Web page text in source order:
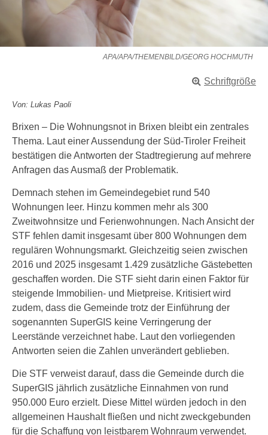
APA/APA/THEMENBILD/GEORG HOCHMUTH
Schriftgröße
Von: Lukas Paoli
Brixen – Die Wohnungsnot in Brixen bleibt ein zentrales
Thema. Laut einer Aussendung der Süd-Tiroler Freiheit
bestätigen die Antworten der Stadtregierung auf mehrere
Anfragen das Ausmaß der Problematik.
Demnach stehen im Gemeindegebiet rund 540
Wohnungen leer. Hinzu kommen mehr als 300
Zweitwohnsitze und Ferienwohnungen. Nach Ansicht der
STF fehlen damit insgesamt über 800 Wohnungen dem
regulären Wohnungsmarkt. Gleichzeitig seien zwischen
2016 und 2025 insgesamt 1.429 zusätzliche Gästebetten
geschaffen worden. Die STF sieht darin einen Faktor für
steigende Immobilien- und Mietpreise. Kritisiert wird
zudem, dass die Gemeinde trotz der Einführung der
sogenannten SuperGIS keine Verringerung der
Leerstände verzeichnet habe. Laut den vorliegenden
Antworten seien die Zahlen unverändert geblieben.
Die STF verweist darauf, dass die Gemeinde durch die
SuperGIS jährlich zusätzliche Einnahmen von rund
950.000 Euro erzielt. Diese Mittel würden jedoch in den
allgemeinen Haushalt fließen und nicht zweckgebunden
für die Schaffung von leistbarem Wohnraum verwendet.